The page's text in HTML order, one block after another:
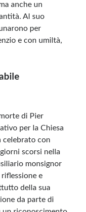
anche un
Al suo
per
e con umiltà,
di Pier
per la Chiesa
celebrato con
scorsi nella
monsignor
e
della sua
da parte di